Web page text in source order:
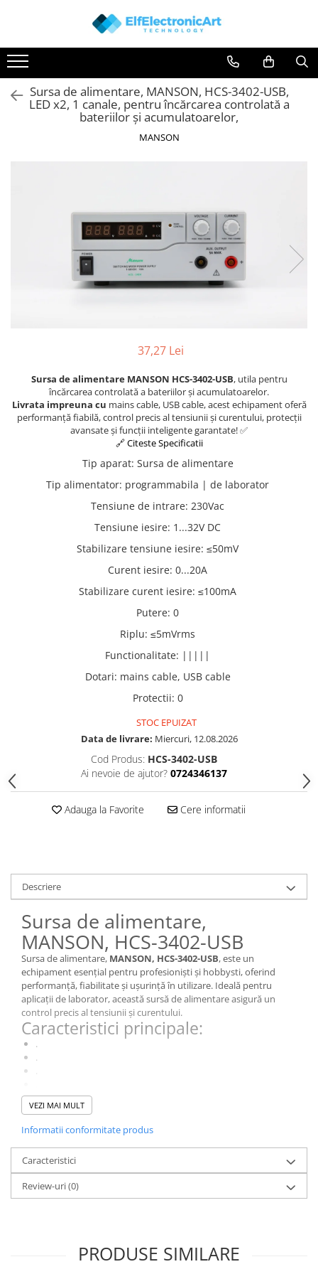
Toate Produsele
Audio
Auto
Instrumente de masura si control
Osciloscoape HANTEK
Osciloscoape KEYSIGHT
Osciloscoape OWON
Osciloscoape Peaktech
Osciloscoape ROHDE & SCHWARZ
Osciloscoape TELEDYNE LECROY
Osciloscoape UNI-T
Sursa de alimentare, MANSON, HCS-3402-USB,
LED x2, 1 canale, pentru încărcarea controlată a
bateriilor și acumulatoarelor,
MANSON
37,27 Lei
Sursa de alimentare MANSON HCS-3402-USB, utila pentru
încărcarea controlată a bateriilor și acumulatoarelor.
Livrata impreuna cu mains cable, USB cable, acest echipament oferă
performanță fiabilă, control precis al tensiunii și curentului, protecții
avansate și funcții inteligente garantate! ✅
🔗 Citeste Specificatii
Tip aparat: Sursa de alimentare
Tip alimentator: programmabila | de laborator
Tensiune de intrare: 230Vac
Tensiune iesire: 1...32V DC
Stabilizare tensiune iesire: ≤50mV
Curent iesire: 0...20A
Stabilizare curent iesire: ≤100mA
Putere: 0
Riplu: ≤5mVrms
Functionalitate: |||||
Dotari: mains cable, USB cable
Protectii: 0
STOC EPUIZAT
Data de livrare: Miercuri, 12.08.2026
Cod Produs: HCS-3402-USB
Ai nevoie de ajutor? 0724346137
Adauga la Favorite Cere informatii
Descriere
Sursa de alimentare,
MANSON, HCS-3402-USB
Sursa de alimentare, MANSON, HCS-3402-USB, este un
echipament esențial pentru profesioniști și hobbysti, oferind
performanță, fiabilitate și ușurință în utilizare. Ideală pentru
aplicații de laborator, această sursă de alimentare asigură un
control precis al tensiunii și curentului.
Caracteristici principale:
.
.
.
.
De ce să alegi acest model?
avansate și ușurință în utilizare
Specificații Tehnice
x2
VEZI MAI MULT
Informatii conformitate produs
Caracteristici
Review-uri(0)
PRODUSE SIMILARE